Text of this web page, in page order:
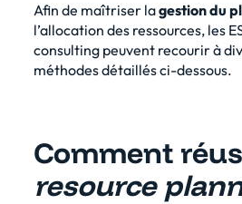
Afin de maîtriser lagestion du
l’allocation des ressources, les
consulting peuvent recourir à
méthodes détaillés ci-dessous.
Comment
resource